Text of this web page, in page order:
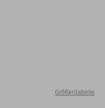
Größentabelle